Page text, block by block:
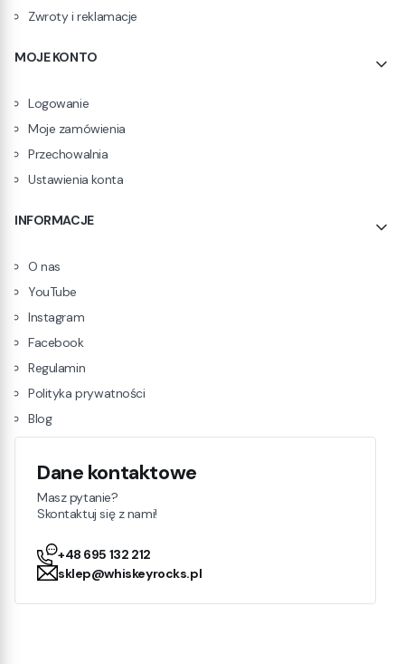
Dane kontaktowe
Masz pytanie?
Skontaktuj się z nami!
+48 695 132 212
sklep@whiskeyrocks.pl
Zwroty i reklamacje
MOJE KONTO
Logowanie
Moje zamówienia
Przechowalnia
Ustawienia konta
INFORMACJE
O nas
YouTube
Instagram
Facebook
Regulamin
Polityka prywatności
Blog